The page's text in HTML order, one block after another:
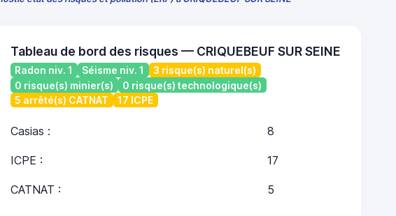
Tableau de bord des risques — CRIQUEBEUF SUR SEINE
Radon niv. 1 Séisme niv. 1
3 risque(s) naturel(s)
0 risque(s) minier(s)
0 risque(s) technologique(s)
5 arrêté(s) CATNAT
17 ICPE
Casias : 8
ICPE : 17
CATNAT : 5